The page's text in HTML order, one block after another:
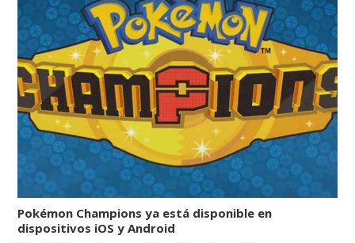
Pokémon Champions ya está disponible en
dispositivos iOS y Android